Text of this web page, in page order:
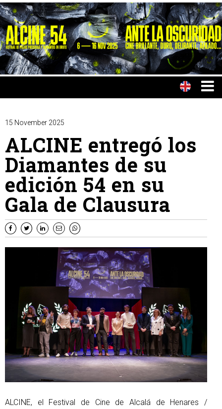
15 November 2025
ALCINE entregó los
Diamantes de su
edición 54 en su
Gala de Clausura
ALCINE, el Festival de Cine de Alcalá de Henares /